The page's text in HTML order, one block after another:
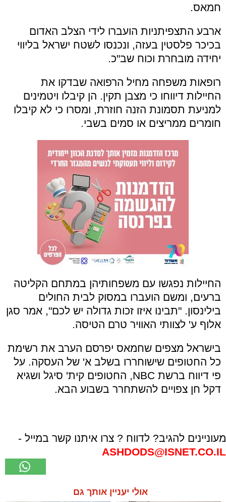
חמאס.
ארבע התצפיתניות הועברו לידי הצלב האדום
בכיכר פלסטין בעזה, ונכנסו לשטח ישראל בליווי
יחידה מובחרת וכוח שב"כ.
רופאות משפחה מחיל הרפואה שבדקו את
החיילות דיווחו כי מצבן תקין. הן קיבלו ויטמינים
למניעת תסמונת הזנה חוזרת, ומסרו כי לא קיבלו
חומרים ממריצים או סמים בשבי.
החיילות נפגשו עם משפחותיהן במתחם הקליטה
ברעים, ומשם הועברו במסוק לבית החולים
בילינסון. "תבינו איזו זכות גדולה יש לכם", אמר סגן
אלוף ע' לצוותי האוויר טרם הטיסה.
בישראל מצפים שחמאס יפרסם הערב את רשימת
כל החטופים שישוחררו בשלב א' של העסקה. על
פי דיווח ברשת NBC, החטופים קית' סיגל ושגיא
דקל חן צפויים להשתחרר בשבוע הבא.
מעוניינים להגיב? לדווח ? צרו איתנו קשר במייל -
ASHDODS@ISNET.CO.IL
אולי יעניין אותך גם